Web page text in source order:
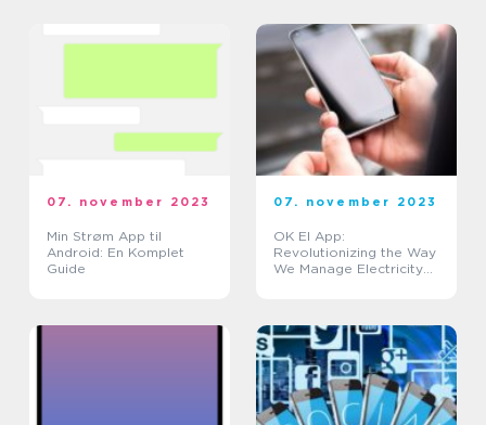
07. november 2023
Min Strøm App til
Android: En Komplet
Guide
07. november 2023
OK El App:
Revolutionizing the Way
We Manage Electricity